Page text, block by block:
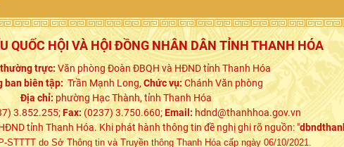
QUỐC HỘI VÀ HỘI ĐỒNG NHÂN DÂN TỈNH THANH HÓA
trực: Văn phòng Đoàn ĐBQH và HĐND tỉnh Thanh Hóa
ban biên tập:Trần Mạnh Long,Chức vụ:Chánh Văn phòng
Địa chỉ:phường Hạc Thành, tỉnh Thanh Hóa
3.852.255;Fax:(0237) 3.750.660;Email: hdnd@thanhhoa.gov.vn
tỉnh Thanh Hóa. Khi phát hành thông tin đề nghị ghi rõ nguồn: "
STTTT do Sở Thông tin và Truyền thông Thanh Hóa cấp ngày 06/10/2021.